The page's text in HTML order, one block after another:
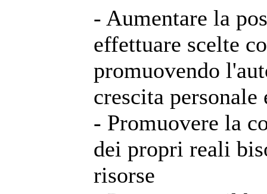
- Aumentare la
effettuare scelte
promuovendo
crescita
- Promuovere la
dei propri reali
risorse